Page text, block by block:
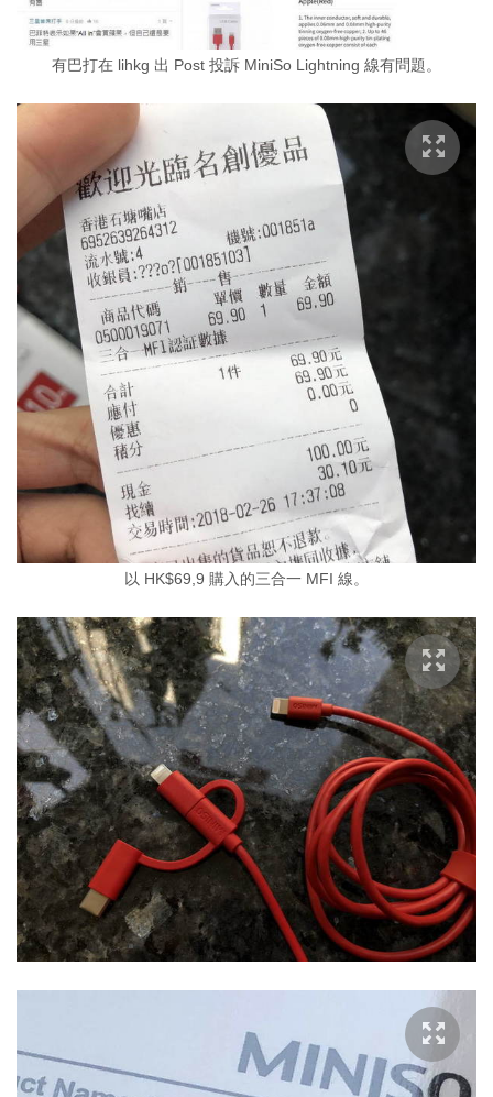
有巴打在 lihkg 出 Post 投訴 MiniSo Lightning 線有問題。
以 HK$69,9 購入的三合一 MFI 線。